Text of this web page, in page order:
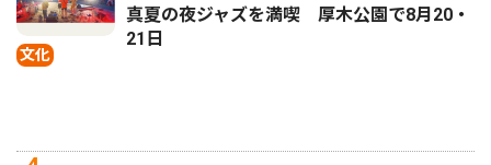
文化
真夏の夜ジャズを満喫 厚木公園で8月20・
21日